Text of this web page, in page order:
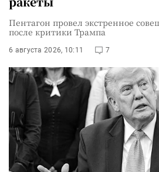
Пентагон провел экстренное
после критики Трампа
6 августа 2026, 10:11 7